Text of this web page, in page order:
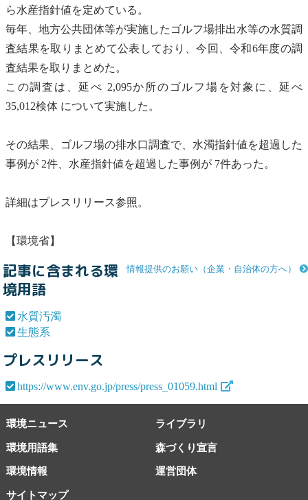
ら水産指針値を定めている。
毎年、地方公共団体等が実施したゴルフ場排出水等の水質調
査結果を取りまとめて公表しており、今回、令和6年度の調
査結果を取りまとめた。
この調査は、延べ 2,095か所のゴルフ場を対象に、延べ
35,012検体 について実施した。
その結果、ゴルフ場の排水口調査で、水濁指針値を超過した
事例が 2件、水産指針値を超過した事例が 7件あった。
詳細はプレスリリース参照。
【環境省】
情報提供のお願い（企業・自治体の方へ）
記事に含まれる環
境用語
水質汚濁
生態系
プレスリリース
https://www.env.go.jp/press/press_01059.html
環境ニュース ライブラリ
環境用語集 森づくり宣言
環境情報
サイトマップ
運営団体